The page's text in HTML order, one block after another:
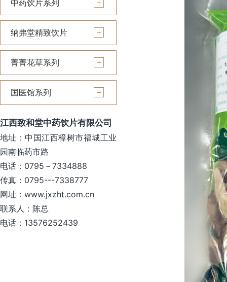
中药饮片系列
纳弗堂精致饮片
菁菁花草系列
国医馆系列
江西致和堂中药饮片有限公司
地址：中国江西樟树市福城工业
园南临药市路
电话：0795－7334888
传真：0795---7338777
网址：www.jxzht.com.cn
联系人：陈总
电话：13576252439